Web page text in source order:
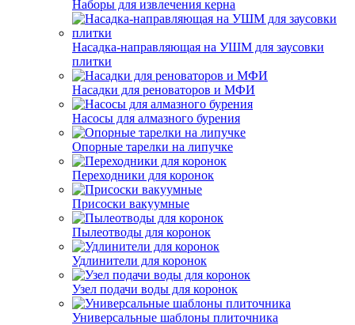
Наборы для извлечения керна
Насадка-направляющая на УШМ для заусовки
плитки
Насадки для реноваторов и МФИ
Насосы для алмазного бурения
Опорные тарелки на липучке
Переходники для коронок
Присоски вакуумные
Пылеотводы для коронок
Удлинители для коронок
Узел подачи воды для коронок
Универсальные шаблоны плиточника